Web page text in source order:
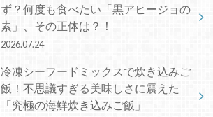
ず？何度も食べたい「黒アヒージョの
素」、その正体は？！
2026.07.24
冷凍シーフードミックスで炊き込みご
飯！不思議すぎる美味しさに震えた
「究極の海鮮炊き込みご飯」